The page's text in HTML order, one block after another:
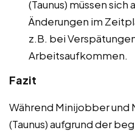
(Taunus) müssen
Änderungen im
z.B. bei
Arbeitsaufkommen.
Fazit
Während Minijobber
(Taunus) aufgrund der